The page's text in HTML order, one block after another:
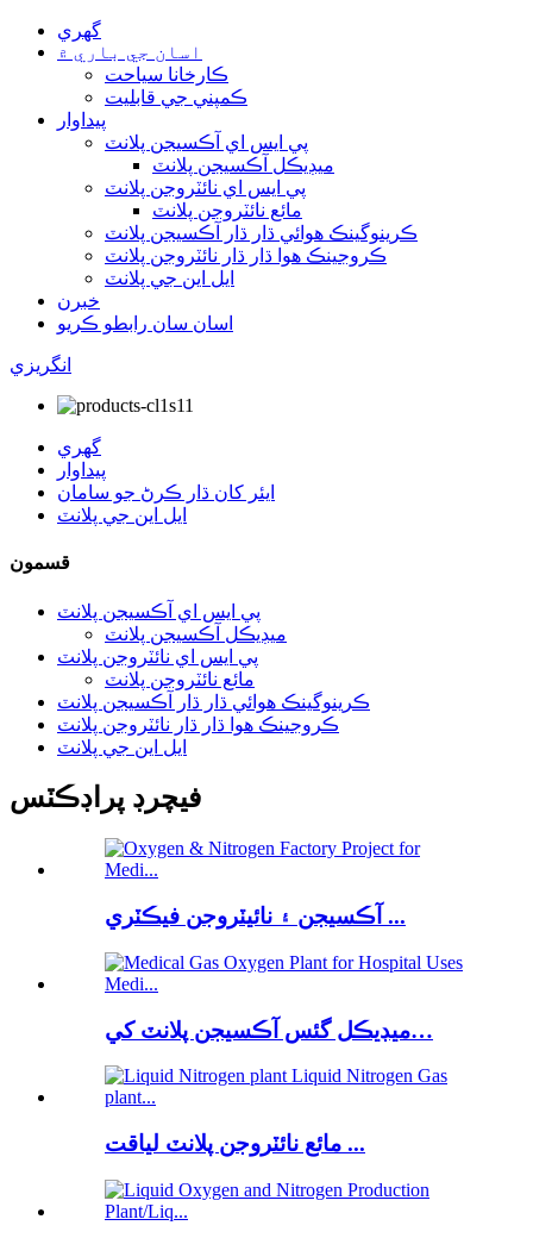
گهري
اسان جي باري ۾
ڪارخانا سياحت
ڪمپني جي قابليت
پيداوار
پي ايس اي آڪسيجن پلانٽ
ميڊيڪل آڪسيجن پلانٽ
پي ايس اي نائٽروجن پلانٽ
مائع نائٽروجن پلانٽ
ڪرينوگينڪ هوائي ڌار ڌار آڪسيجن پلانٽ
ڪروجينڪ هوا ڌار ڌار نائٽروجن پلانٽ
ايل اين جي پلانٽ
خبرن
اسان سان رابطو ڪريو
انگريزي
گهري
پيداوار
ايئر کان ڌار ڪرڻ جو سامان
ايل اين جي پلانٽ
قسمون
پي ايس اي آڪسيجن پلانٽ
ميڊيڪل آڪسيجن پلانٽ
پي ايس اي نائٽروجن پلانٽ
مائع نائٽروجن پلانٽ
ڪرينوگينڪ هوائي ڌار ڌار آڪسيجن پلانٽ
ڪروجينڪ هوا ڌار ڌار نائٽروجن پلانٽ
ايل اين جي پلانٽ
فيچرڊ پراڊڪٽس
آڪسيجن ۽ نائيٽروجن فيڪٽري ...
ميڊيڪل گئس آڪسيجن پلانٽ کي…
مائع نائٽروجن پلانٽ لياقت ...